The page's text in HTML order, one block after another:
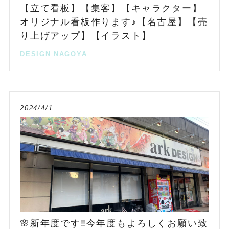
【立て看板】【集客】【キャラクター】
オリジナル看板作ります♪【名古屋】【売
り上げアップ】【イラスト】
DESIGN NAGOYA
2024/4/1
🌸新年度です‼️今年度もよろしくお願い致